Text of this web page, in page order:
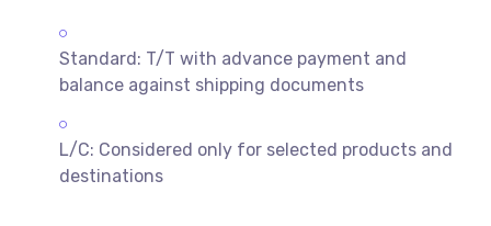
Standard: T/T with advance payment and
balance against shipping documents
L/C: Considered only for selected products and
destinations